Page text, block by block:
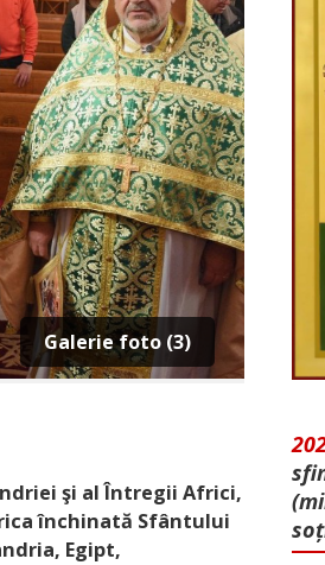
Galerie foto (3)
şi al Întregii Africi,
închinată Sfântului
Egipt,